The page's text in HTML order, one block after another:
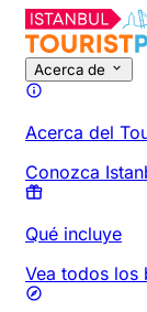
Acerca de
Acerca del
Conozca
Qué incluye
Vea todos los